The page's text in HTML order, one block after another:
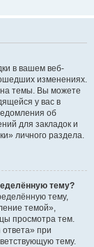
в вашем веб-
изменениях.
на темы. Вы можете
у вас в
об
для закладок и
личного раздела.
тему?
тему,
темой»,
просмотра тем.
при
тему.